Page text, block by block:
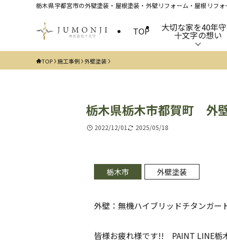
栃木県宇都宮市の外壁塗装・屋根塗装・外壁リフォーム・屋根リフ
TOP 大切な家を40年
十文字の想い
TOP 施工事例 外壁塗装
栃木県栃木市都賀町 外
2022/12/01 2025/05/18
栃木市 外壁塗装
外壁：無機ハイブリッドチタンガー
皆様お疲れ様です!! PAINT LINE栃